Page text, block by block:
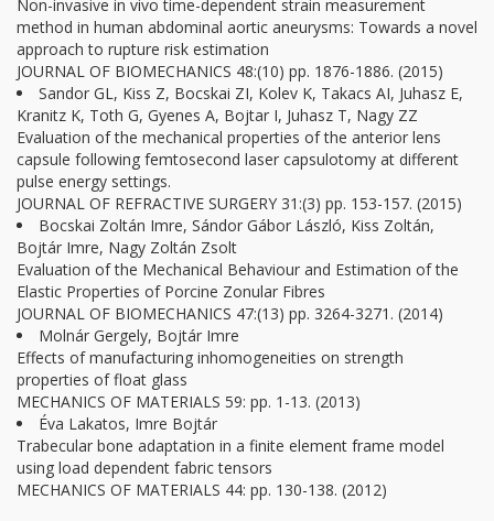
Non-invasive in vivo time-dependent strain measurement
method in human abdominal aortic aneurysms: Towards a novel
approach to rupture risk estimation
JOURNAL OF BIOMECHANICS 48:(10) pp. 1876-1886. (2015)
Sandor GL, Kiss Z, Bocskai ZI, Kolev K, Takacs AI, Juhasz E,
Kranitz K, Toth G, Gyenes A, Bojtar I, Juhasz T, Nagy ZZ
Evaluation of the mechanical properties of the anterior lens
capsule following femtosecond laser capsulotomy at different
pulse energy settings.
JOURNAL OF REFRACTIVE SURGERY 31:(3) pp. 153-157. (2015)
Bocskai Zoltán Imre, Sándor Gábor László, Kiss Zoltán,
Bojtár Imre, Nagy Zoltán Zsolt
Evaluation of the Mechanical Behaviour and Estimation of the
Elastic Properties of Porcine Zonular Fibres
JOURNAL OF BIOMECHANICS 47:(13) pp. 3264-3271. (2014)
Molnár Gergely, Bojtár Imre
Effects of manufacturing inhomogeneities on strength
properties of float glass
MECHANICS OF MATERIALS 59: pp. 1-13. (2013)
Éva Lakatos, Imre Bojtár
Trabecular bone adaptation in a finite element frame model
using load dependent fabric tensors
MECHANICS OF MATERIALS 44: pp. 130-138. (2012)